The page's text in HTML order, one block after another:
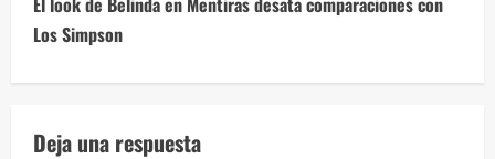
e
l
e
Los Simpson
Deja una respuesta